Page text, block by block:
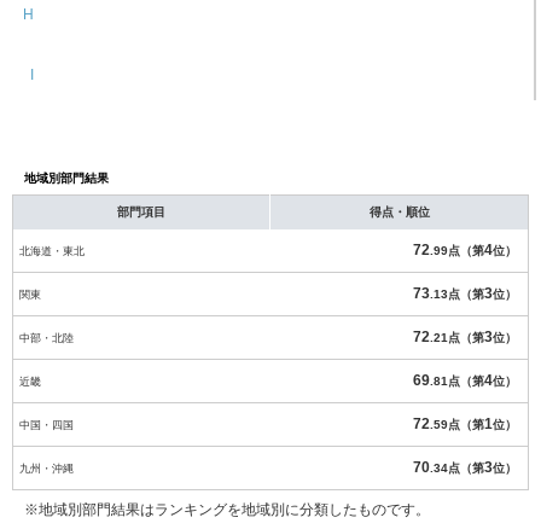
H
地域別部門結果
部門項目 得点・順位
北海道・東北 72 .99点（第4位）
関東 73 .13点（第3位）
中部・北陸 72 .21点（第3位）
近畿 69 .81点（第4位）
中国・四国 72 .59点（第1位）
九州・沖縄 70 .34点（第3位）
※地域別部門結果はランキングを地域別に分類したものです。